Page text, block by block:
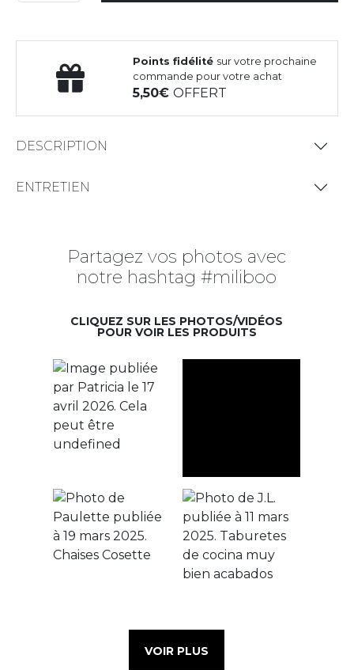
Points fidélité sur votre prochaine
commande pour votre achat
5,50OFFERT
DESCRIPTION
ENTRETIEN
Partagez vos photos avec
notre hashtag #miliboo
CLIQUEZ SUR LES PHOTOS/VIDÉOS
POUR VOIR LES PRODUITS
VOIR PLUS